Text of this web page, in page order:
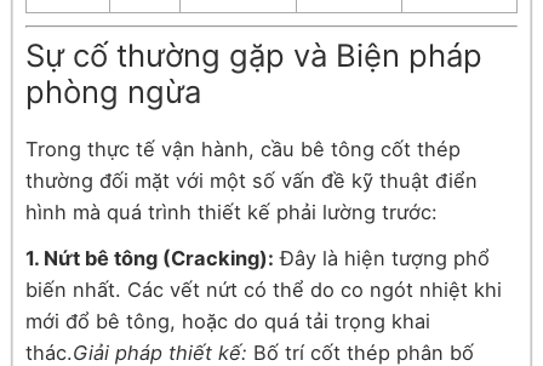
Sự cố thường gặp và Biện pháp
phòng ngừa
Trong thực tế vận hành, cầu bê tông cốt thép
thường đối mặt với một số vấn đề kỹ thuật điển
hình mà quá trình thiết kế phải lường trước:
1. Nứt bê tông (Cracking): Đây là hiện tượng phổ
biến nhất. Các vết nứt có thể do co ngót nhiệt khi
mới đổ bê tông, hoặc do quá tải trọng khai
thác.Giải pháp thiết kế: Bố trí cốt thép phân bố